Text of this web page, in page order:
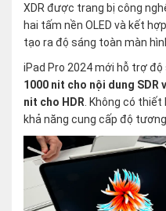
XDR được trang bị công
hai tấm nền OLED và kết
tạo ra độ sáng toàn màn
iPad Pro 2024 mới hỗ trợ
1000 nit cho nội dung SDR
nit cho HDR . Không có
khả năng cung cấp độ